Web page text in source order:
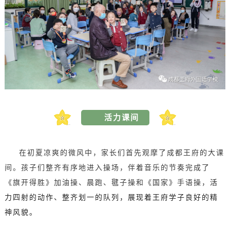
活力课间
在初夏凉爽的微风中，家长们首先观摩了成都王府的大课
间。孩子们整齐有序地进入操场，伴着音乐的节奏完成了
《旗开得胜》加油操、晨跑、毽子操和《国家》手语操， 活
力四射的动作、整齐划一的队列，展现着王府学子良好的精
神风貌。